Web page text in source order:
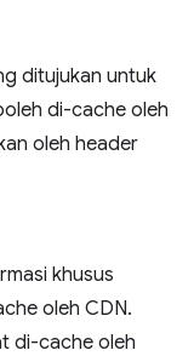
ditujukan untuk
di-cache oleh
oleh header
khusus
oleh CDN.
di-cache oleh